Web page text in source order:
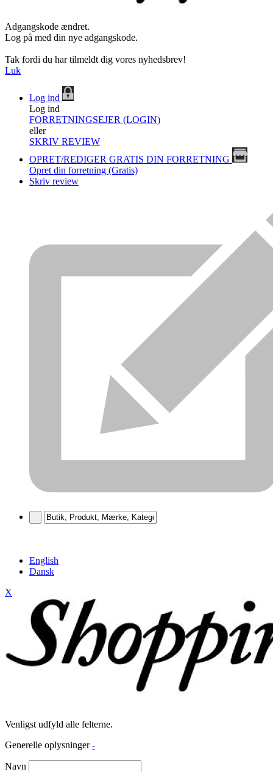
Adgangskode ændret.
Log på med din nye adgangskode.
Tak fordi du har tilmeldt dig vores nyhedsbrev!
Luk
Log ind
Log ind
FORRETNINGSEJER (LOGIN)
eller
SKRIV REVIEW
OPRET/REDIGER GRATIS DIN FORRETNING
Opret din forretning (Gratis)
Skriv review
English
Dansk
X
Venligst udfyld alle felterne.
Generelle oplysninger -
Navn